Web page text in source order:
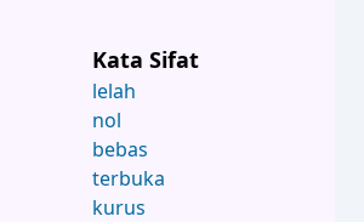
Kata Sifat
lelah
nol
bebas
terbuka
kurus